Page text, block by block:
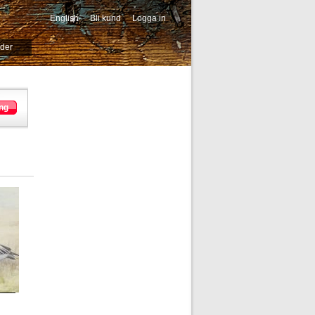
English Bli kund Logga in
-->